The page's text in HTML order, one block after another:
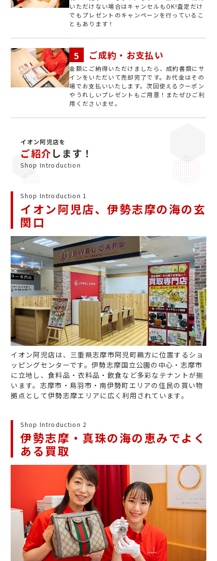
いただけない場合はキャンセルもOK!査定だけ
でもプレゼントのキャンペーンを行っているこ
ともあります！
ご成約・お支払い
金額にご納得いただけましたら、成約書類にサ
インをいただいて売却完了です。お代金はその
場でお支払いいたします。次回使えるクーポン
やうれしいプレゼントもご用意！またぜひご利
用くださいませ。
イオン阿児店を
ご紹介します！
Shop Introduction
Shop Introduction 1
イオン阿児店、伊勢志摩の海の玄
関口
イオン阿児店は、三重県志摩市阿児町鵜方に位置するショ
ッピングセンターです。伊勢志摩国立公園の中心・志摩市
に立地し、食料品・衣料品・飲食など多彩なテナントが揃
います。志摩市・鳥羽市・南伊勢町エリアの住民の買い物
拠点として伊勢志摩エリアに広く利用されています。
Shop Introduction 2
伊勢志摩・真珠の海の恵みでよく
ある買取